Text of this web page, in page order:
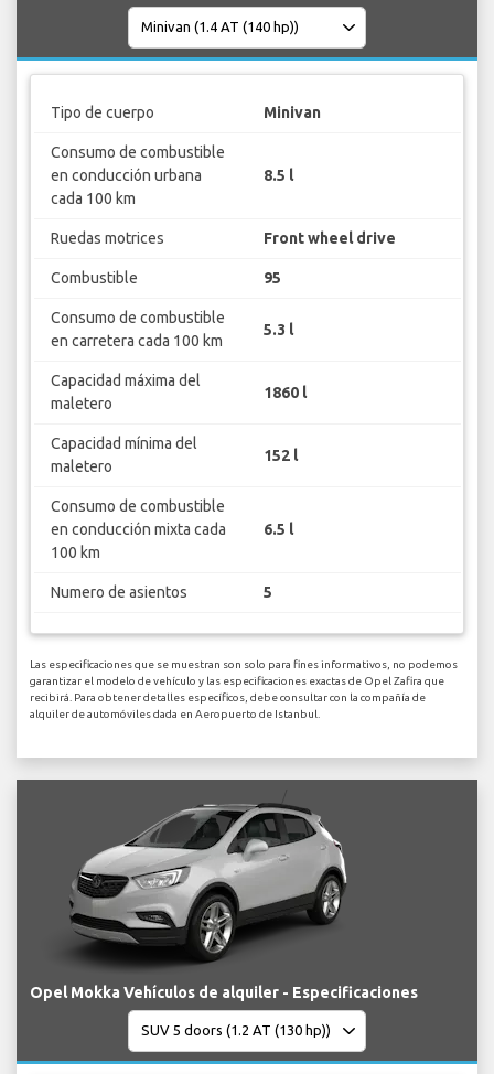
Tipo de cuerpo Minivan
Consumo de combustible
en conducción urbana
cada 100 km
8.5 l
Ruedas motrices Front wheel drive
Combustible 95
Consumo de combustible
en carretera cada 100 km
5.3 l
Capacidad máxima del
maletero
1860 l
Capacidad mínima del
maletero
152 l
Consumo de combustible
en conducción mixta cada
100 km
6.5 l
Numero de asientos 5
Las especificaciones que se muestran son solo para fines informativos, no podemos
garantizar el modelo de vehículo y las especificaciones exactas de Opel Zafira que
recibirá. Para obtener detalles específicos, debe consultar con la compañía de
alquiler de automóviles dada en Aeropuerto de Istanbul.
Opel Mokka Vehículos de alquiler - Especificaciones